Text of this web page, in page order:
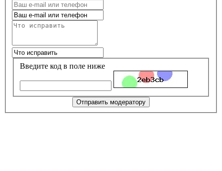
Введите код в поле ниже
Отправить модератору